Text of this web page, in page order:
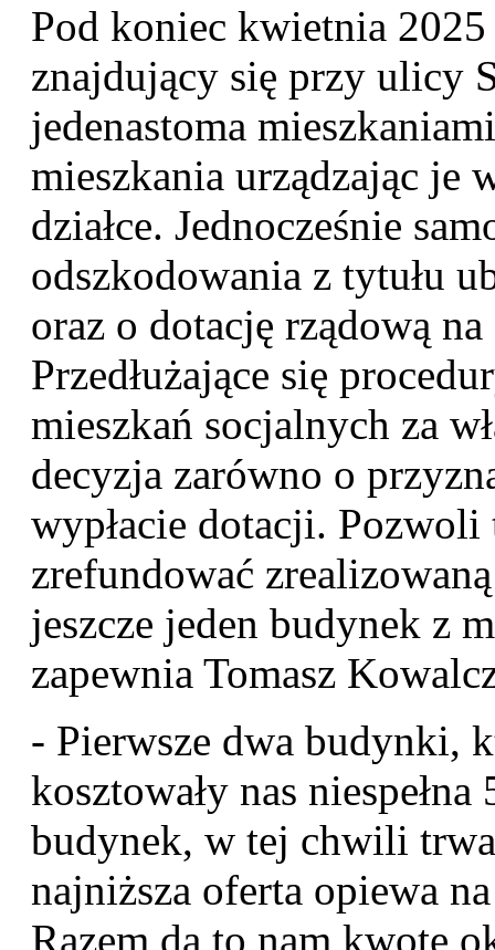
Pod koniec kwietnia 2025
znajdujący się przy ulicy
jedenastoma
mieszkania urządzając je
działce. Jednocześnie
odszkodowania z tytułu
oraz o dotację rządową
Przedłużające się
mieszkań socjalnych za
decyzja zarówno o
wypłacie dotacji.
zrefundować
jeszcze jeden budynek z
zapewnia Tomasz
- Pierwsze dwa budynki,
kosztowały nas
budynek, w tej chwili
najniższa oferta opiewa
Razem da to nam kwotę